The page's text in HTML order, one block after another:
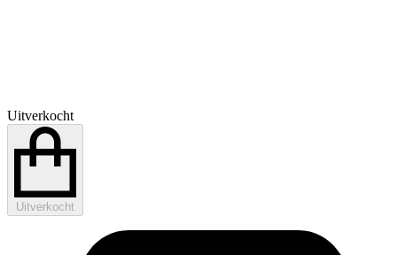
Uitverkocht
Uitverkocht